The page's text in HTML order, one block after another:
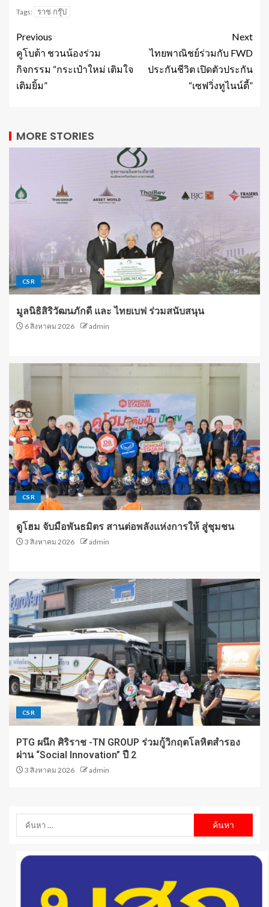
Tags: ราช กรุ๊ป
Previous
คูโบต้า ชวนน้องร่วม
กิจกรรม “กระเป๋าใหม่ เติมใจ
เติมยิ้ม”
Next
ไทยพาณิชย์ร่วมกับ FWD
ประกันชีวิต เปิดตัวประกัน
“เซฟวิ่งทูไนน์ตี้”
MORE STORIES
CSR
มูลนิธิสิริวัฒนภักดี และ ไทยเบฟ ร่วมสนับสนุน
6 สิงหาคม 2026 admin
CSR
ดูโฮม จับมือพันธมิตร สานต่อพลังแห่งการให้ สู่ชุมชน
3 สิงหาคม 2026 admin
CSR
PTG ผนึก ศิริราช -TN GROUP ร่วมกู้วิกฤตโลหิตสำรอง
ผ่าน “Social Innovation” ปี 2
3 สิงหาคม 2026 admin